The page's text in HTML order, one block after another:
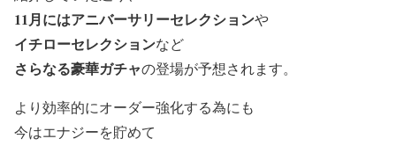
11月にはアニバーサリーセレクションや
イチローセレクションなど
さらなる豪華ガチャの登場が予想されます。
より効率的にオーダー強化する為にも
今はエナジーを貯めて